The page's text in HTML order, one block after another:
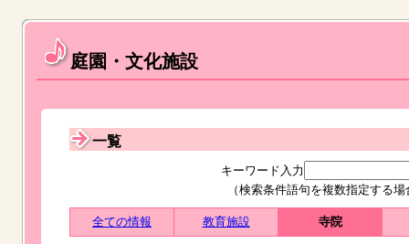
庭園・文化施設
一覧
キーワード入力
（検索条件語句を複数指定する
全ての情報 教育施設 寺院